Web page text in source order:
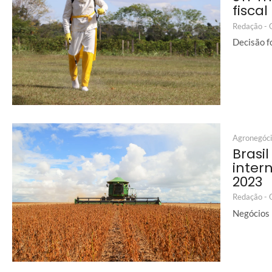
Redação -
Decisão
2023
Redação -